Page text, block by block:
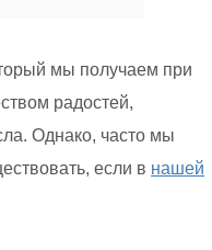
мы получаем при
радостей,
Однако, часто мы
если в нашей